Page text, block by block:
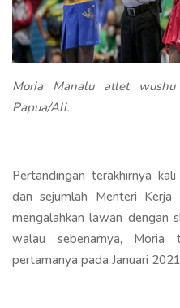
Moria Manalu atlet
Papua/Ali.
Pertandingan terakhirnya
dan sejumlah Menteri
mengalahkan lawan dengan
walau sebenarnya, Moria
pertamanya pada Januari